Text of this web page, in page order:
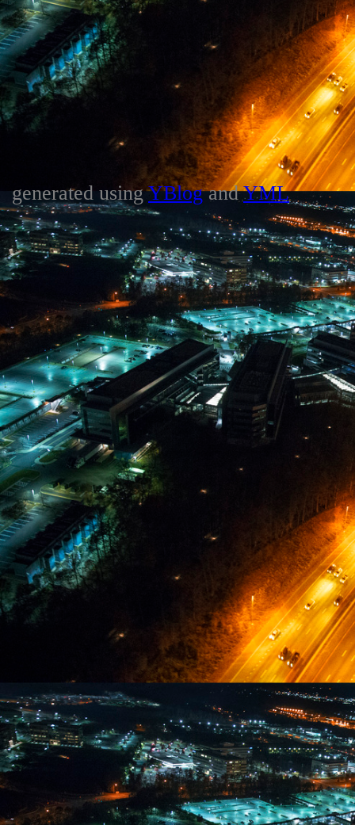
generated usingYBlogandYML